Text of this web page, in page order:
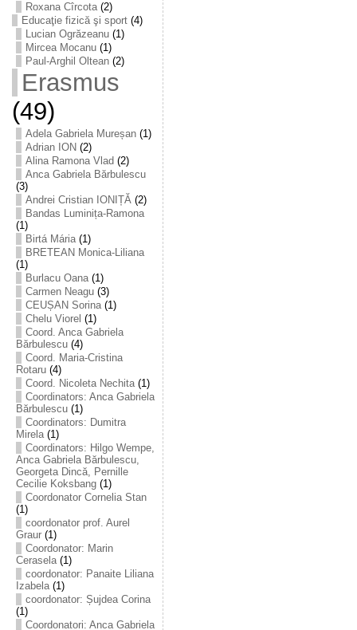
Roxana Cîrcota(2)
Educaţie fizică şi sport(4)
Lucian Ogrăzeanu(1)
Mircea Mocanu(1)
Paul-Arghil Oltean(2)
Erasmus
(49)
Adela Gabriela Mureșan(1)
Adrian ION (2)
Alina Ramona Vlad (2)
Anca Gabriela Bărbulescu
(3)
Andrei Cristian IONIȚĂ(2)
Bandas Luminița-Ramona
(1)
Birtá Mária(1)
BRETEAN Monica-Liliana
(1)
Burlacu Oana(1)
Carmen Neagu(3)
CEUȘAN Sorina(1)
Chelu Viorel (1)
Coord. Anca Gabriela
Bărbulescu(4)
Coord. Maria-Cristina
Rotaru(4)
Coord. Nicoleta Nechita(1)
Coordinators: Anca Gabriela
Bărbulescu(1)
Coordinators: Dumitra
Mirela(1)
Coordinators: Hilgo Wempe,
Anca Gabriela Bărbulescu,
Georgeta Dincă, Pernille
Cecilie Koksbang(1)
Coordonator Cornelia Stan
(1)
coordonator prof. Aurel
Graur(1)
Coordonator: Marin
Cerasela(1)
coordonator: Panaite Liliana
Izabela(1)
coordonator: Șujdea Corina
(1)
Coordonatori: Anca Gabriela